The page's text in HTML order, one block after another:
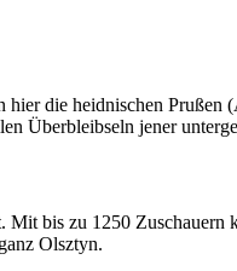
die heidnischen Prußen
Überbleibseln jener
Mit bis zu 1250
Olsztyn.